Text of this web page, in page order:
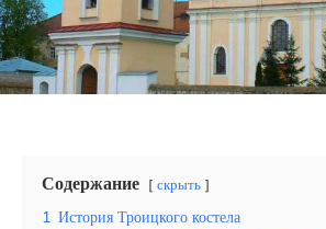
Эквадор
Топ мест отдыха
Кавказские Минеральные
Содержание скрыть
1 История Троицкого костела